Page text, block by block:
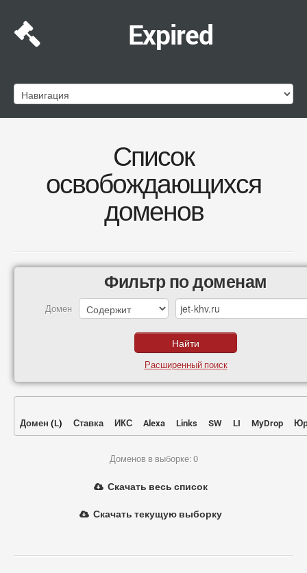
Expired
Список
освобождающихся
доменов
Фильтр по доменам
Домен
Расширенный поиск
Домен (L) Ставка ИКС Alexa Links SW LI MyDrop
Доменов в выборке: 0
Скачать весь список
Скачать текущую выборку